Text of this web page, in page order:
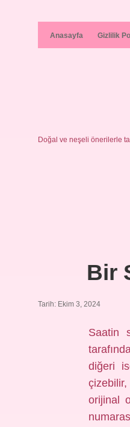
Anasayfa Gizlilik
Doğal ve neşeli önerilerle
Bir
Tarih: Ekim 3, 2024
Saatin
diğeri
orijinal